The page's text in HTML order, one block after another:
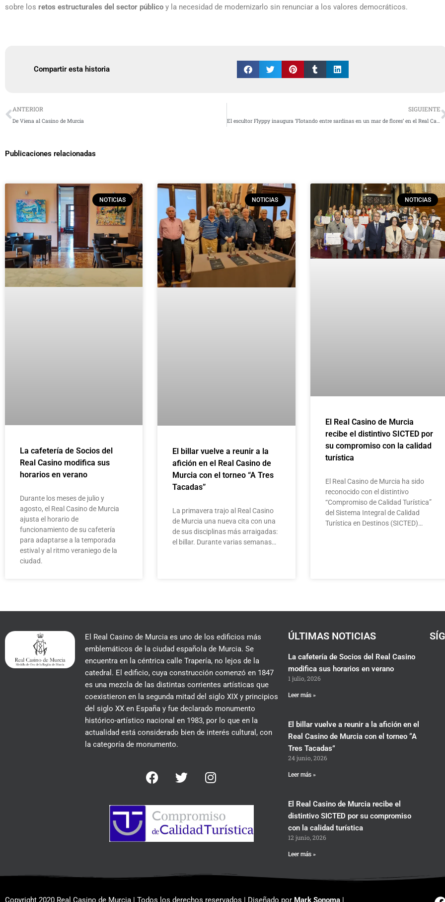
sobre los retos estructurales del sector público y la necesidad de modernizarlo sin renunciar a los valores democráticos.
Compartir esta historia
Ant
ANTERIOR
De Viena al Casino de Murcia
SIGUIENTE
Publicaciones relacionadas
NOTICIAS
La cafetería de Socios del
Real Casino modifica sus
horarios en verano
Durante los meses de julio y
agosto, el Real Casino de Murcia
ajusta el horario de
funcionamiento de su cafetería
para adaptarse a la temporada
estival y al ritmo veraniego de la
ciudad.
NOTICIAS
El billar vuelve a reunir a la
afición en el Real Casino de
Murcia con el torneo “A Tres
Tacadas”
La primavera trajo al Real Casino
de Murcia una nueva cita con una
de sus disciplinas más arraigadas:
el billar. Durante varias semanas…
NOTICIAS
El Real Casino de Murcia
recibe el distintivo SICTED por
su compromiso con la calidad
turística
El Real Casino de Murcia ha sido
reconocido con el distintivo
“Compromiso de Calidad Turística”
del Sistema Integral de Calidad
Turística en Destinos (SICTED)…
El Real Casino de Murcia es uno de los edificios más
emblemáticos de la ciudad española de Murcia. Se
encuentra en la céntrica calle Trapería, no lejos de la
catedral. El edificio, cuya construcción comenzó en 1847
es una mezcla de las distintas corrientes artísticas que
coexistieron en la segunda mitad del siglo XIX y principios
del siglo XX en España y fue declarado monumento
histórico-artístico nacional en 1983, por lo que en la
actualidad está considerado bien de interés cultural, con
la categoría de monumento.
F
a
e
b
o
o
T
w
t
t
e
r
I
n
t
a
g
r
ÚLTIMAS NOTICIAS
La cafetería de Socios del Real Casino
modifica sus horarios en verano
1 julio, 2026
Leer más »
El billar vuelve a reunir a la afición en el
Real Casino de Murcia con el torneo “A
Tres Tacadas”
24 junio, 2026
Leer más »
El Real Casino de Murcia recibe el
distintivo SICTED por su compromiso
con la calidad turística
12 junio, 2026
Leer más »
Copyright 2020 Real Casino de Murcia | Todos los derechos reservados | Diseñado por Mark Sonoma |